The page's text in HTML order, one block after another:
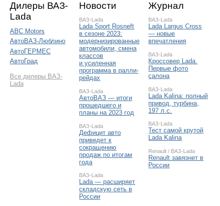
Дилеры ВАЗ-
Lada
ABC Motors
АвтоВАЗ-Люблино
АвтоГЕРМЕС
АвтоГрад
Все дилеры ВАЗ-
Lada
Новости
ВАЗ-Lada
Lada Sport Rosneft
в сезоне 2023:
модернизированные
автомобили, смена
классов
и усиленная
программа в ралли-
рейдах
ВАЗ-Lada
АвтоВАЗ — итоги
прошедшего и
планы на 2023 год
ВАЗ-Lada
Дефицит авто
приведет к
сокращению
продаж по итогам
года
ВАЗ-Lada
Lada — расширяет
складскую сеть в
России
Журнал
ВАЗ-Lada
Lada Largus Cross
— новые
впечатления
ВАЗ-Lada
Кроссовер Lada.
Первые фото
салона
ВАЗ-Lada
Lada Kalina: полный
привод, турбина,
197 л.с.
ВАЗ-Lada
Тест самой крутой
Lada Kalina
Renault / ВАЗ-Lada
Renault завязнет в
России